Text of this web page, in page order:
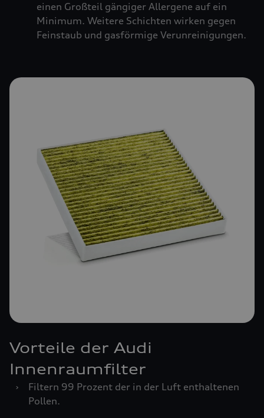
einen Großteil gängiger Allergene auf ein
Minimum. Weitere Schichten wirken gegen
Feinstaub und gasförmige Verunreinigungen.
Vorteile der Audi
Innenraumfilter
›
Filtern 99 Prozent der in der Luft enthaltenen
Pollen.